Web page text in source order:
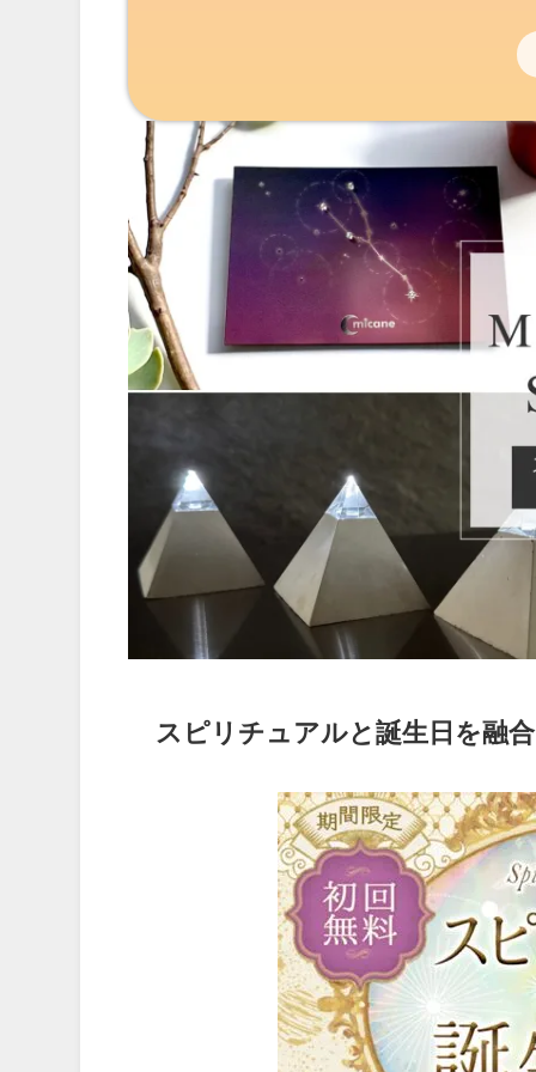
スピリチュアルと誕生日を融